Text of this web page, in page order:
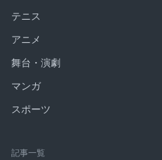
テニス
アニメ
舞台・演劇
マンガ
スポーツ
記事一覧